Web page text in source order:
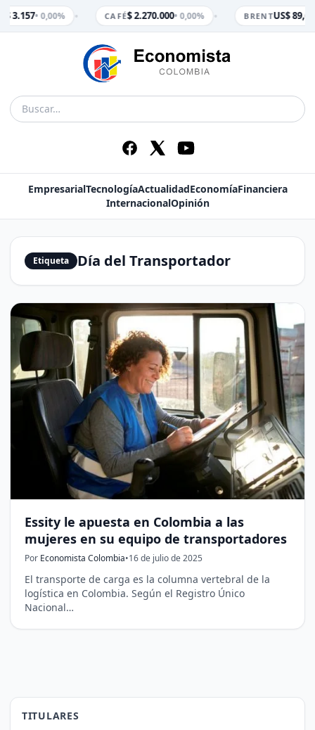
$ 3.157• 0,00% • CAFÉ$ 2.270.000• 0,00% • BRENTUS$ 89,65
EmpresarialTecnologíaActualidadEconomíaFinanciera
InternacionalOpinión
Etiqueta Día del Transportador
Essity le apuesta en Colombia a las
mujeres en su equipo de transportadores
Por Economista Colombia•16 de julio de 2025
El transporte de carga es la columna vertebral de la
logística en Colombia. Según el Registro Único
Nacional…
TITULARES